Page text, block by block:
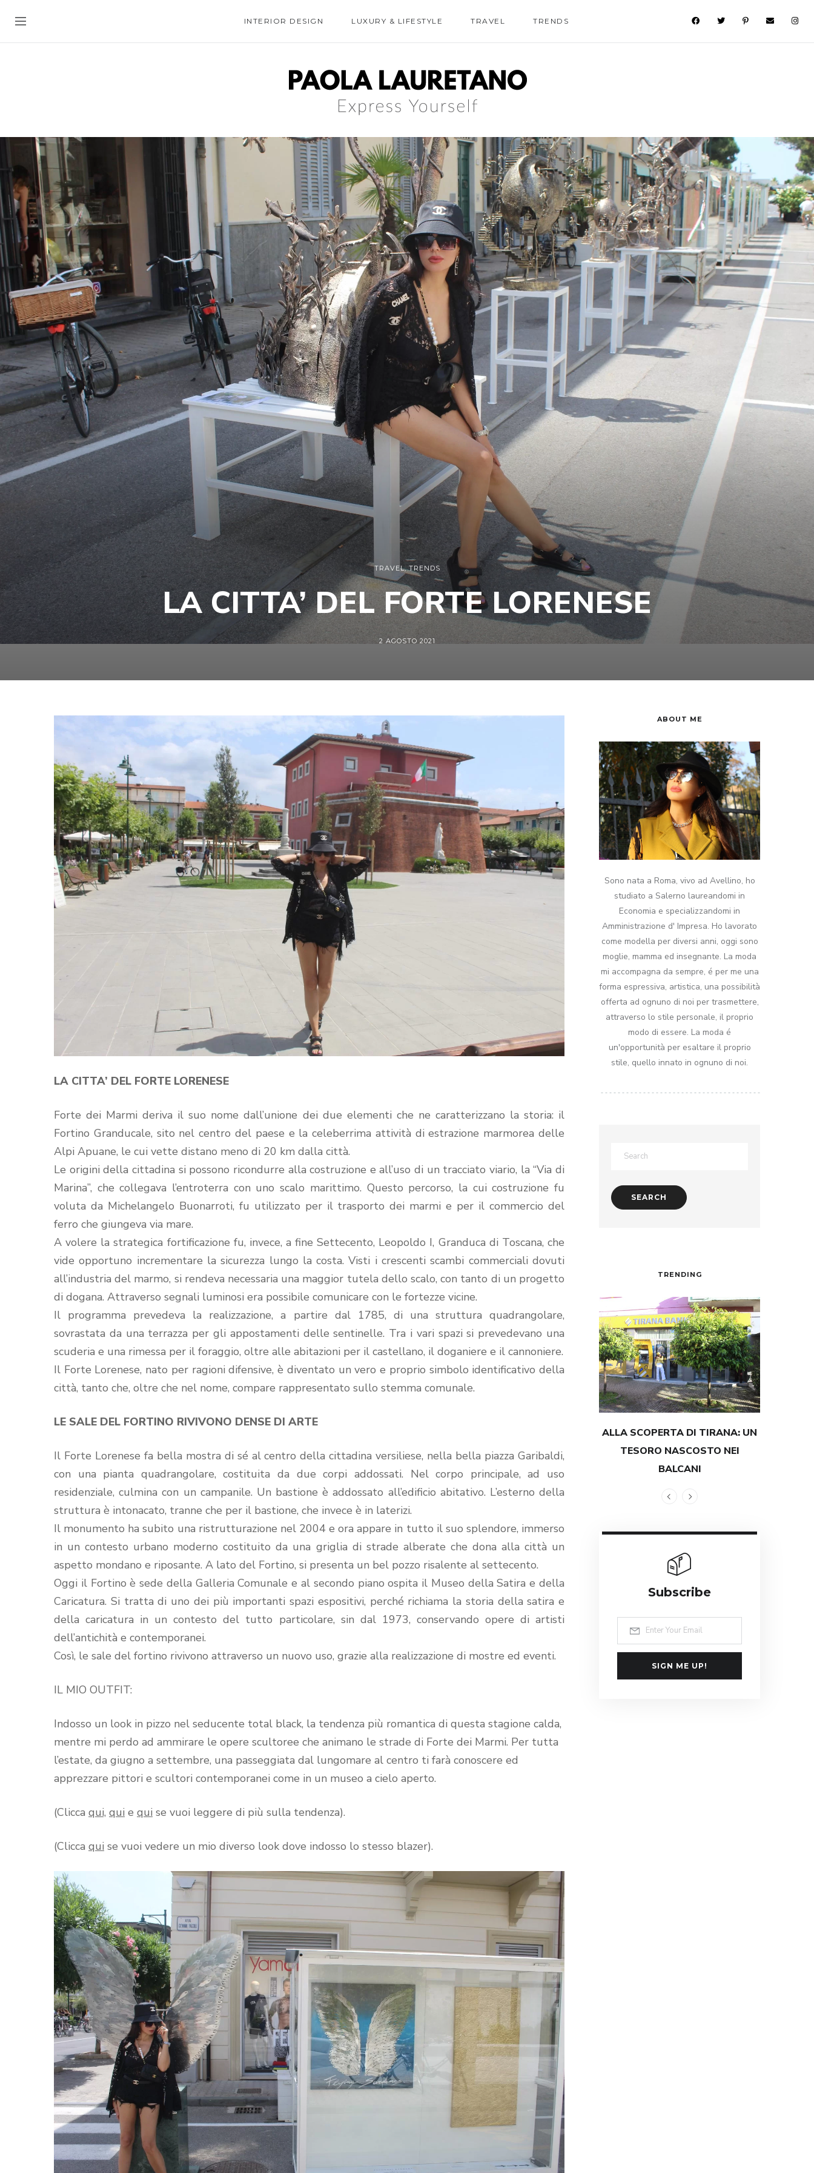
INTERIOR DESIGN LUXURY & LIFESTYLE TRAVEL TRENDS
TRAVEL,TRENDS
LA CITTA’ DEL FORTE LORENESE
2 AGOSTO 2021
LA CITTA’ DEL FORTE LORENESE
Forte dei Marmi deriva il suo nome dall’unione dei due elementi che ne caratterizzano la storia: il
Fortino Granducale, sito nel centro del paese e la celeberrima attività di estrazione marmorea delle
Alpi Apuane, le cui vette distano meno di 20 km dalla città.
Le origini della cittadina si possono ricondurre alla costruzione e all’uso di un tracciato viario, la “Via di
Marina”, che collegava l’entroterra con uno scalo marittimo. Questo percorso, la cui costruzione fu
voluta da Michelangelo Buonarroti, fu utilizzato per il trasporto dei marmi e per il commercio del
ferro che giungeva via mare.
A volere la strategica fortificazione fu, invece, a fine Settecento, Leopoldo I, Granduca di Toscana, che
vide opportuno incrementare la sicurezza lungo la costa. Visti i crescenti scambi commerciali dovuti
all’industria del marmo, si rendeva necessaria una maggior tutela dello scalo, con tanto di un progetto
di dogana. Attraverso segnali luminosi era possibile comunicare con le fortezze vicine.
Il programma prevedeva la realizzazione, a partire dal 1785, di una struttura quadrangolare,
sovrastata da una terrazza per gli appostamenti delle sentinelle. Tra i vari spazi si prevedevano una
scuderia e una rimessa per il foraggio, oltre alle abitazioni per il castellano, il doganiere e il cannoniere.
Il Forte Lorenese, nato per ragioni difensive, è diventato un vero e proprio simbolo identificativo della
città, tanto che, oltre che nel nome, compare rappresentato sullo stemma comunale.
LE SALE DEL FORTINO RIVIVONO DENSE DI ARTE
Il Forte Lorenese fa bella mostra di sé al centro della cittadina versiliese, nella bella piazza Garibaldi,
con una pianta quadrangolare, costituita da due corpi addossati. Nel corpo principale, ad uso
residenziale, culmina con un campanile. Un bastione è addossato all’edificio abitativo. L’esterno della
struttura è intonacato, tranne che per il bastione, che invece è in laterizi.
Il monumento ha subito una ristrutturazione nel 2004 e ora appare in tutto il suo splendore, immerso
in un contesto urbano moderno costituito da una griglia di strade alberate che dona alla città un
aspetto mondano e riposante. A lato del Fortino, si presenta un bel pozzo risalente al settecento.
Oggi il Fortino è sede della Galleria Comunale e al secondo piano ospita il Museo della Satira e della
Caricatura. Si tratta di uno dei più importanti spazi espositivi, perché richiama la storia della satira e
della caricatura in un contesto del tutto particolare, sin dal 1973, conservando opere di artisti
dell’antichità e contemporanei.
Così, le sale del fortino rivivono attraverso un nuovo uso, grazie alla realizzazione di mostre ed eventi.
IL MIO OUTFIT:
Indosso un look in pizzo nel seducente total black, la tendenza più romantica di questa stagione calda,
mentre mi perdo ad ammirare le opere scultoree che animano le strade di Forte dei Marmi. Per tutta
l’estate, da giugno a settembre, una passeggiata dal lungomare al centro ti farà conoscere ed
apprezzare pittori e scultori contemporanei come in un museo a cielo aperto.
(Clicca qui, qui e qui se vuoi leggere di più sulla tendenza).
(Clicca qui se vuoi vedere un mio diverso look dove indosso lo stesso blazer).
ABOUT ME
Sono nata a Roma, vivo ad Avellino, ho
studiato a Salerno laureandomi in
Economia e specializzandomi in
Amministrazione d' Impresa. Ho lavorato
come modella per diversi anni, oggi sono
moglie, mamma ed insegnante. La moda
mi accompagna da sempre, é per me una
forma espressiva, artistica, una possibilità
offerta ad ognuno di noi per trasmettere,
attraverso lo stile personale, il proprio
modo di essere. La moda é
un'opportunità per esaltare il proprio
stile, quello innato in ognuno di noi.
TRENDING
ALLA SCOPERTA DI TIRANA: UN
TESORO NASCOSTO NEI
BALCANI
Subscribe
SIGN ME UP!